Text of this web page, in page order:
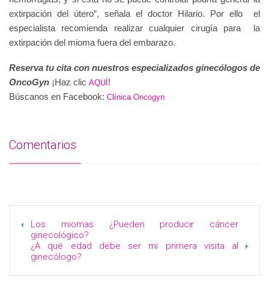
extirpación del útero”, señala el doctor Hilario. Por ello el
especialista recomienda realizar cualquier cirugía para la
extirpación del mioma fuera del embarazo.
Reserva tu cita con nuestros especializados ginecólogos de
OncoGyn ¡Haz clic AQUÍ !
Búscanos en Facebook: Clínica Oncogyn
Comentarios
Los miomas ¿Pueden producir cáncer
ginecológico?
¿A qué edad debe ser mi primera visita al
ginecólogo?